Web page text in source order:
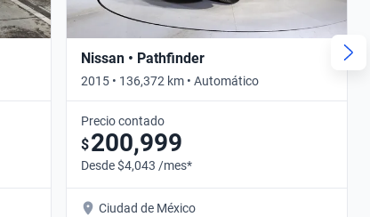
Nissan • Pathfinder
2015 • 136,372 km • Automático
Precio contado
$200,999
Desde $4,043 /mes*
Ciudad de México